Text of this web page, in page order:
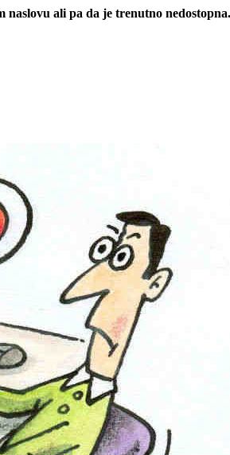
naslovu ali pa da je trenutno nedostopna.